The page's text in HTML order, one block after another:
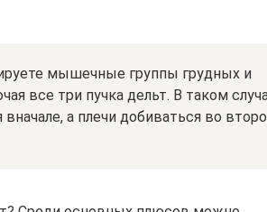
мышечные группы грудных и
все три пучка дельт. В таком
а плечи добиваться во